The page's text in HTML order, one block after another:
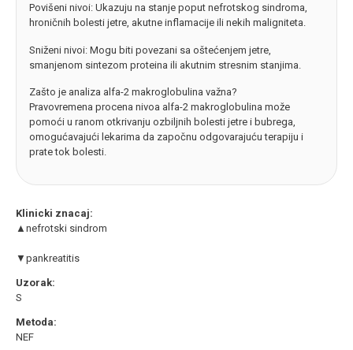
Povišeni nivoi: Ukazuju na stanje poput nefrotskog sindroma,
hroničnih bolesti jetre, akutne inflamacije ili nekih maligniteta.
Sniženi nivoi: Mogu biti povezani sa oštećenjem jetre,
smanjenom sintezom proteina ili akutnim stresnim stanjima.
Zašto je analiza alfa-2 makroglobulina važna?
Pravovremena procena nivoa alfa-2 makroglobulina može
pomoći u ranom otkrivanju ozbiljnih bolesti jetre i bubrega,
omogućavajući lekarima da započnu odgovarajuću terapiju i
prate tok bolesti.
Klinicki znacaj:
▲nefrotski sindrom
▼pankreatitis
Uzorak:
S
Metoda:
NEF